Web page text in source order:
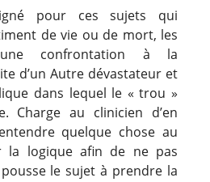
pour ces sujets qui
de vie ou de mort, les
confrontation à la
d’un Autre dévastateur et
dans lequel le « trou »
Charge au clinicien d’en
quelque chose au
la logique afin de ne pas
le sujet à prendre la